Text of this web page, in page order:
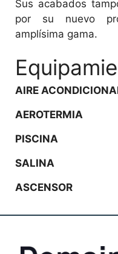
Sus acabados
por su nuevo
amplísima gama.
AIRE
AEROTERMIA
PISCINA
SALINA
ASCENSOR